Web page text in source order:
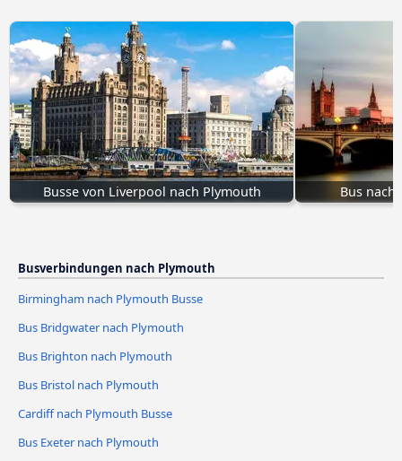
Busse von Liverpool nach Plymouth Bus
Busverbindungen nach Plymouth
Birmingham nach Plymouth Busse
Bus Bridgwater nach Plymouth
Bus Brighton nach Plymouth
Bus Bristol nach Plymouth
Cardiff nach Plymouth Busse
Bus Exeter nach Plymouth